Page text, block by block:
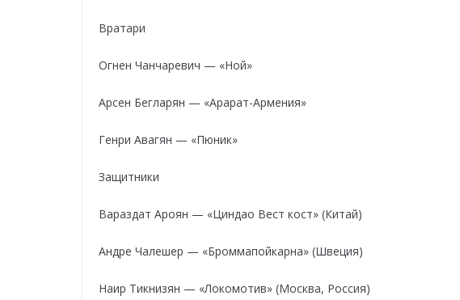
Вратари
Огнен Чанчаревич — «Ной»
Арсен Бегларян — «Арарат-Армения»
Генри Авагян — «Пюник»
Защитники
Вараздат Ароян — «Циндао Вест кост» (Китай)
Андре Чалешер — «Броммапойкарна» (Швеция)
Наир Тикнизян — «Локомотив» (Москва, Россия)